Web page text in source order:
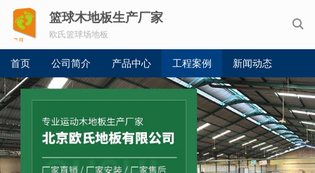

篮球木地板生产厂家
欧氏篮球场地板
首页 公司简介 产品中心 工程案例 新闻动态